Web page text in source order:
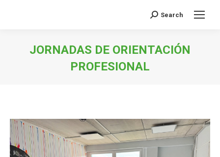
Buscar:
Search
JORNADAS DE ORIENTACIÓN
PROFESIONAL